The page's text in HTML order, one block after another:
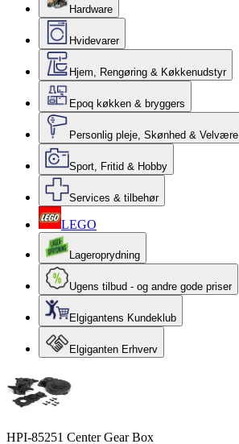
Hardware
Hvidevarer
Hjem, Rengøring & Køkkenudstyr
Epoq køkken & bryggers
Personlig pleje, Skønhed & Velvære
Sport, Fritid & Hobby
Services & tilbehør
LEGO
Lageroprydning
Ugens tilbud - og andre gode priser
Elgigantens Kundeklub
Elgiganten Erhverv
HPI-85251 Center Gear Box